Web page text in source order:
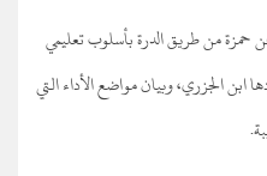
من طريق الدرة بأسلوب تعليمي
ابن الجزري، وبيان مواضع الأداء التي